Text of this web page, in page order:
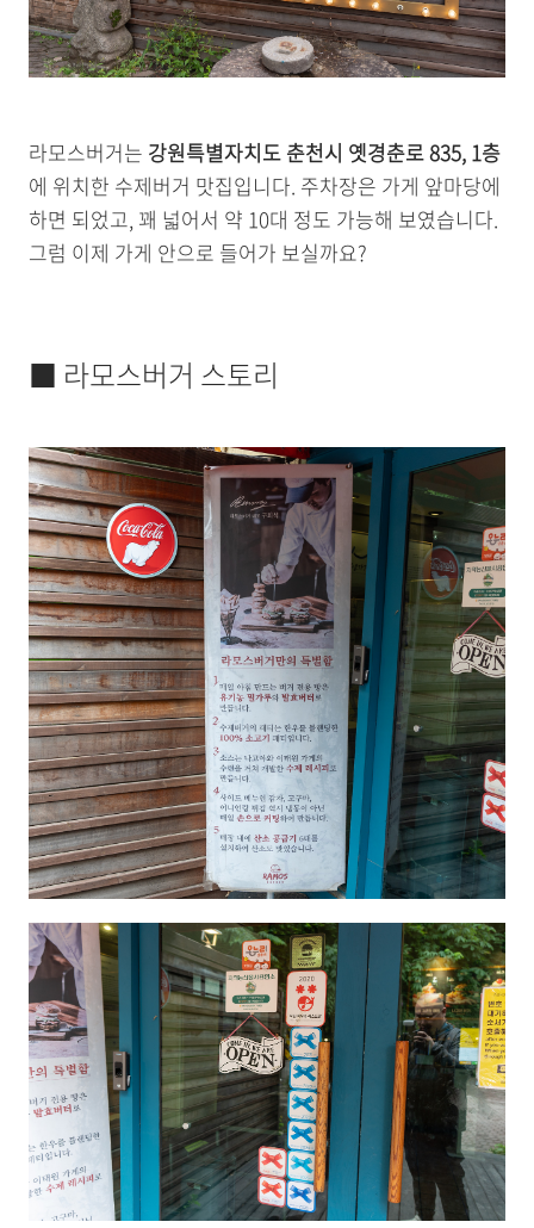
라모스버거는 강원특별자치도 춘천시 옛경춘로 835, 1층
에 위치한 수제버거 맛집입니다. 주차장은 가게 앞마당에
하면 되었고, 꽤 넓어서 약 10대 정도 가능해 보였습니다.
그럼 이제 가게 안으로 들어가 보실까요?
■ 라모스버거 스토리